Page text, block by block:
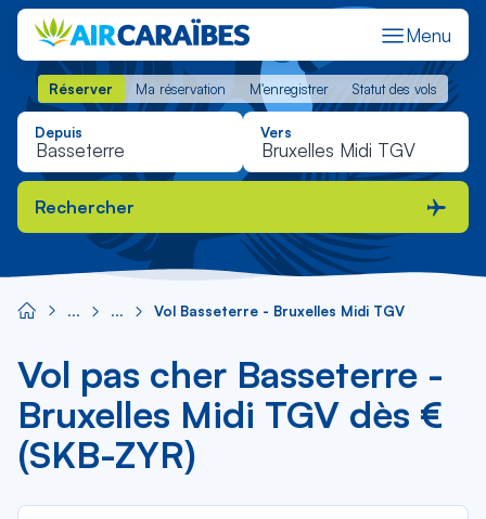
Menu
Réserver Ma réservation M'enregistrer Statut des vols
Réserver Ma réservation M'enregistrer Statut des vols
Depuis Vers
Rechercher
Vol Basseterre - Bruxelles Midi TGV
Vol pas cher Basseterre -
Bruxelles Midi TGV dès €
(SKB-ZYR)